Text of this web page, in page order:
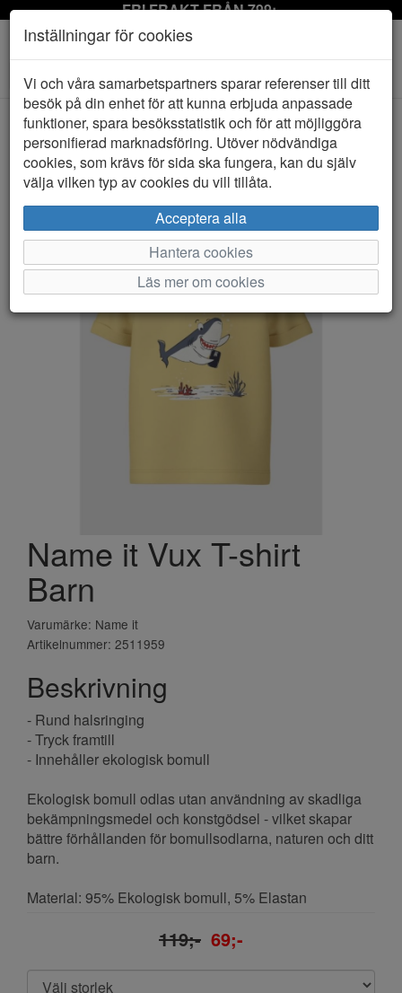
FRI FRAKT FRÅN 799:-
Toggle
navigation
HEM NAME IT
Name it Vux T-shirt
Barn
Varumärke: Name it
Artikelnummer: 2511959
Beskrivning
- Rund halsringing
- Tryck framtill
- Innehåller ekologisk bomull
Ekologisk bomull odlas utan användning av skadliga
bekämpningsmedel och konstgödsel - vilket skapar
bättre förhållanden för bomullsodlarna, naturen och ditt
barn.
Material: 95% Ekologisk bomull, 5% Elastan
119;- 69;-
Inställningar för cookies
Vi och våra samarbetspartners sparar referenser till ditt
besök på din enhet för att kunna erbjuda anpassade
funktioner, spara besöksstatistik och för att möjliggöra
personifierad marknadsföring. Utöver nödvändiga
cookies, som krävs för sida ska fungera, kan du själv
välja vilken typ av cookies du vill tillåta.
Acceptera alla
Hantera cookies
Läs mer om cookies